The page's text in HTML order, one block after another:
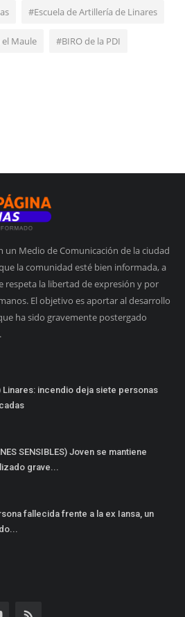
#Escuela de Artillería de Linares
Maule #BIRO de la PDI
un Medio de Comunicación de la ciudad
la comunidad esté bien informada, a
respeta la libertad de expresión y por
El objetivo es aportar al desarrollo
ha sido gravemente postergado
Linares: incendio deja siete personas
SENSIBLES) Joven se mantiene
grave...
fallecida frente a la ex Iansa, un